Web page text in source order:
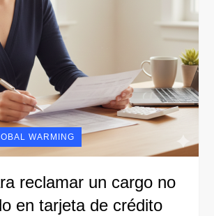
WARMING
reclamar un cargo no
en tarjeta de crédito